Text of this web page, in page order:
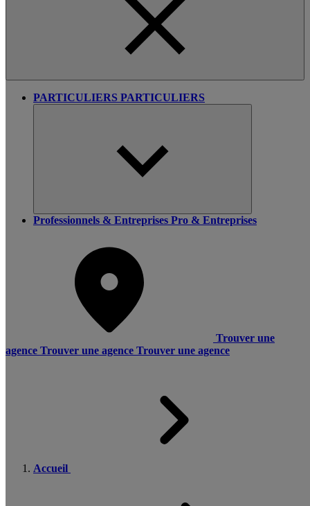
PARTICULIERS PARTICULIERS
Professionnels & Entreprises Pro & Entreprises
Trouver une
agence Trouver une agence Trouver une agence
Accueil